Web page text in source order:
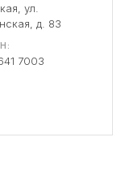
ул.
д. 83
7003